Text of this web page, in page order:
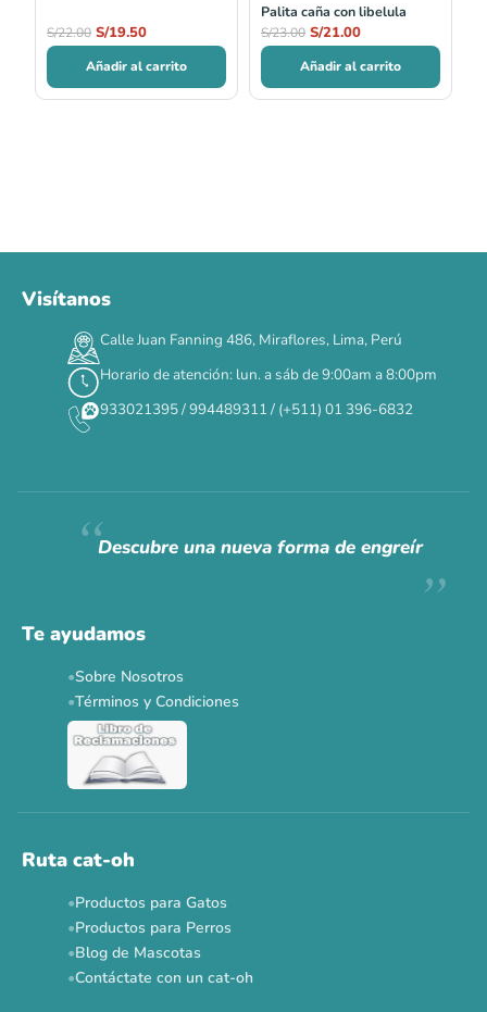
S/22.00 S/19.50
Añadir al carrito
Palita caña con libelula
S/23.00 S/21.00
Añadir al carrito
DÍAS HORAS MIN SEG
✕
Siempre fuimosraros.
Ver todas las promos 🐾
Visítanos
Calle Juan Fanning 486, Miraflores, Lima, Perú
Horario de atención: lun. a sáb de 9:00am a 8:00pm
933021395 / 994489311 / (+511) 01 396-6832
Descubre una nueva forma de engreír
Te ayudamos
Sobre Nosotros
Términos y Condiciones
Ruta cat-oh
Productos para Gatos
Productos para Perros
Blog de Mascotas
Contáctate con un cat-oh